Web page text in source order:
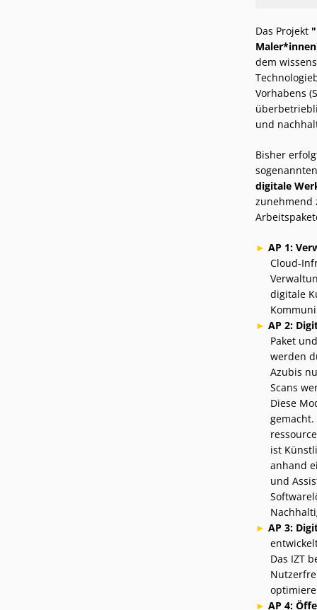
Das Projekt "
dem
Vorhabens
und
Bisher
digitale
zunehmend
AP 1:
Cloud-
digitale
AP 2:
Paket
werden
Azubis
Scans
Diese
ist
anhand
und
AP 3:
Das IZT
AP 4: